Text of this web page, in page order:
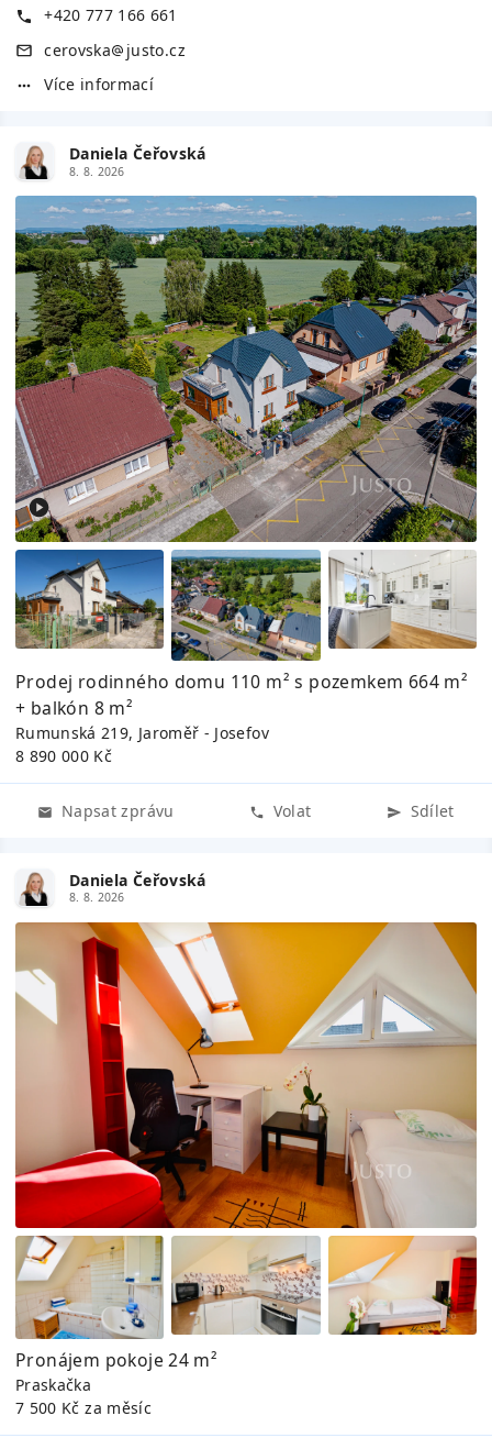
+420 777 166 661
cerovska
justo.cz
Více informací
Daniela Čeřovská
8. 8. 2026
Prodej rodinného domu 110 m² s pozemkem 664 m²
+ balkón 8 m²
Rumunská 219, Jaroměř - Josefov
8 890 000 Kč
Napsat zprávu Volat Sdílet
Daniela Čeřovská
8. 8. 2026
Pronájem pokoje 24 m²
Praskačka
7 500 Kč za měsíc